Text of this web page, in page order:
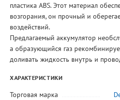
пластика ABS. Этот материал
возгорания, он прочный и
воздействий.
Предлагаемый аккумулятор
а образующийся газ
доливать жидкость внутрь и
ХАРАКТЕРИСТИКИ
Торговая марка